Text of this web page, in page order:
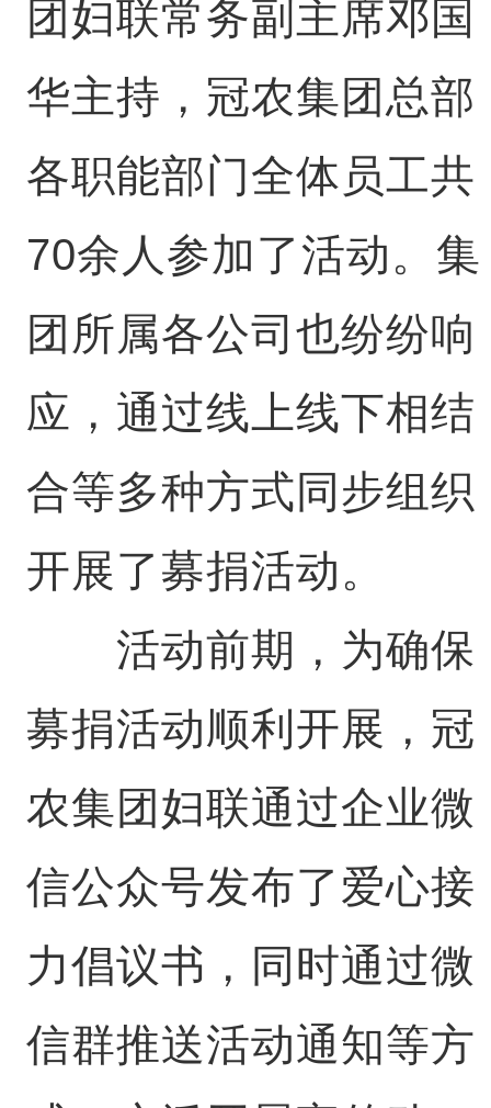
团妇联常务副主席邓国
华主持，冠农集团总部
各职能部门全体员工共
70余人参加了活动。集
团所属各公司也纷纷响
应，通过线上线下相结
合等多种方式同步组织
开展了募捐活动。
活动前期，为确保
募捐活动顺利开展，冠
农集团妇联通过企业微
信公众号发布了爱心接
力倡议书，同时通过微
信群推送活动通知等方